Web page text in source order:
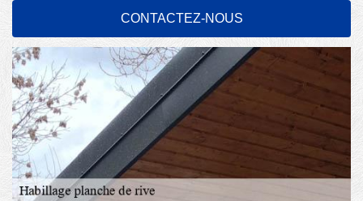
CONTACTEZ-NOUS
Couverture a toutes les aptitudes nécessaires et les personnels
compétents : un gage de qualité et une technique éprouvée.